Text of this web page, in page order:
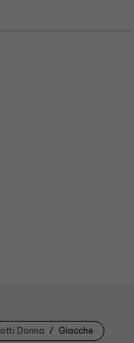
Donna Giacche